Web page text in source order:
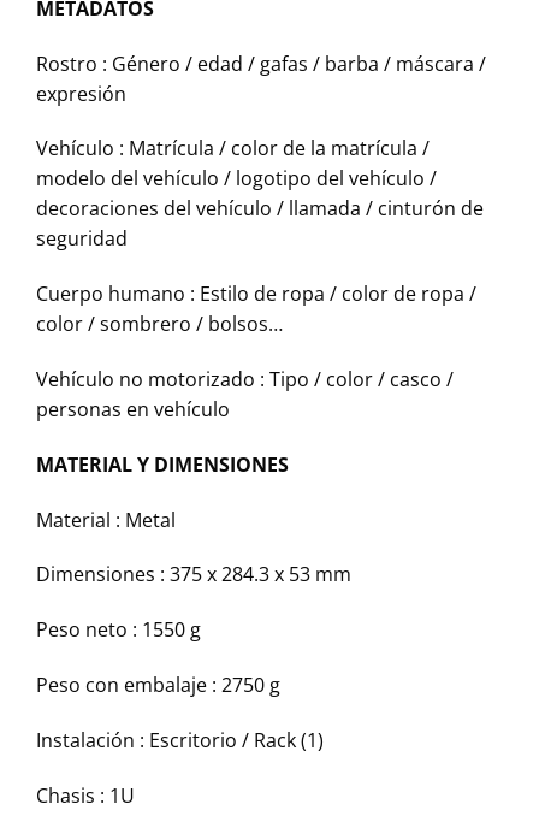
METADATOS
Rostro : Género / edad / gafas / barba / máscara /
expresión
Vehículo : Matrícula / color de la matrícula /
modelo del vehículo / logotipo del vehículo /
decoraciones del vehículo / llamada / cinturón de
seguridad
Cuerpo humano : Estilo de ropa / color de ropa /
color / sombrero / bolsos…
Vehículo no motorizado : Tipo / color / casco /
personas en vehículo
MATERIAL Y DIMENSIONES
Material : Metal
Dimensiones : 375 x 284.3 x 53 mm
Peso neto : 1550 g
Peso con embalaje : 2750 g
Instalación : Escritorio / Rack (1)
Chasis : 1U